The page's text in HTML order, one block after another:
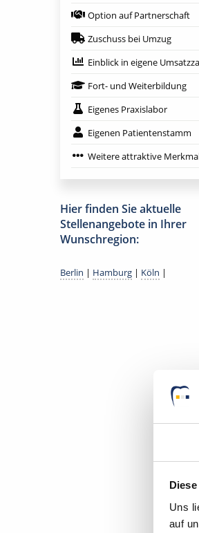
Uns
auf
Option auf Partnerschaft
Zuschuss bei Umzug
Einblick in eigene
Fort- und Weiterbildung
Eigenes Praxislabor
Eigenen Patientenstamm
Weitere attraktive
Hier finden Sie aktuelle
Stellenangebote in Ihrer
Wunschregion:
Berlin | Hamburg | Köln |